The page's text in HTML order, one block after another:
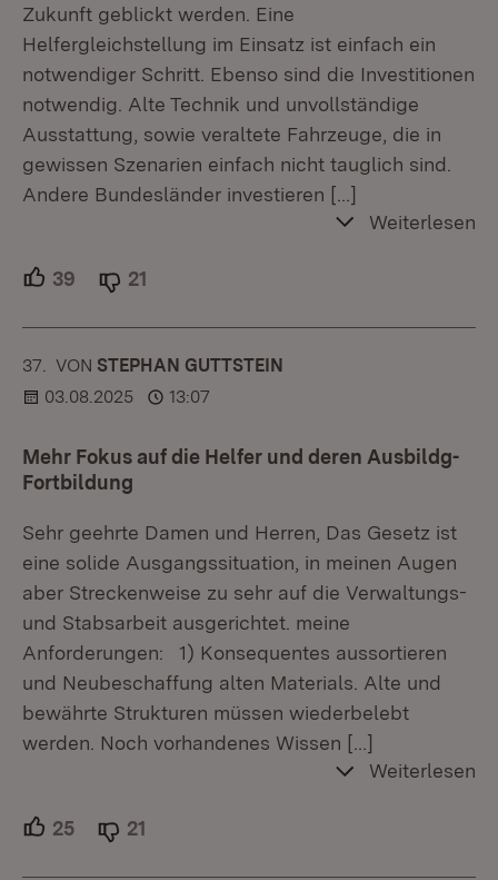
Zukunft geblickt werden. Eine
Helfergleichstellung im Einsatz ist einfach ein
notwendiger Schritt. Ebenso sind die Investitionen
notwendig. Alte Technik und unvollständige
Ausstattung, sowie veraltete Fahrzeuge, die in
gewissen Szenarien einfach nicht tauglich sind.
Andere Bundesländer investieren […]
Weiterlesen
39 Unterstützer.
21
37. KOMMENTAR
VON :STEPHAN GUTTSTEIN
03.08.2025
13:07
Mehr Fokus auf die Helfer und deren Ausbildg-
Fortbildung
Sehr geehrte Damen und Herren, Das Gesetz ist
eine solide Ausgangssituation, in meinen Augen
aber Streckenweise zu sehr auf die Verwaltungs-
und Stabsarbeit ausgerichtet. meine
Anforderungen: 1) Konsequentes aussortieren
und Neubeschaffung alten Materials. Alte und
bewährte Strukturen müssen wiederbelebt
werden. Noch vorhandenes Wissen […]
Weiterlesen
25 Unterstützer.
21